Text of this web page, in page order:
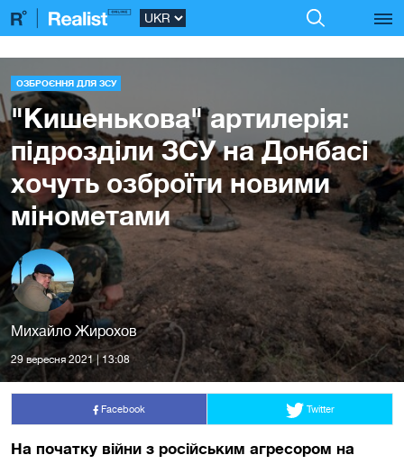
ОЗБРОЄННЯ ДЛЯ ЗСУ
"Кишенькова" артилерія:
підрозділи ЗСУ на Донбасі
хочуть озброїти новими
мінометами
Михайло Жирохов
29 вересня 2021 | 13:08
Facebook Twitter
На початку війни з російським агресором на